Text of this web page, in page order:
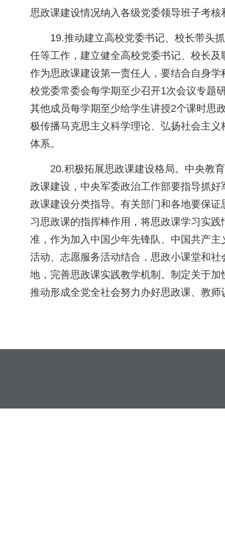
思政课建设情况纳入各级党委领导班子考核
19.推动建立高校党委书记、校长带头
任等工作，建立健全高校党委书记、校长
作为思政课建设第一责任人，要结合自身
校党委常委会每学期至少召开1次会议专题
其他成员每学期至少给学生讲授2个课时思
极传播马克思主义科学理论、弘扬社会主
体系。
20.积极拓展思政课建设格局。中央教
政课建设，中央军委政治工作部要指导抓
政课建设分类指导。有关部门和各地要保
习思政课的指挥棒作用，将思政课学习实
准，作为加入中国少年先锋队、中国共产
活动、志愿服务活动结合，思政小课堂和
地，完善思政课实践教学机制。制定关于
推动形成全党全社会努力办好思政课、教